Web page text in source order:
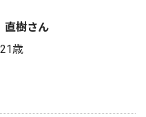
直樹さん
歳